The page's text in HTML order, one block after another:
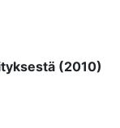
(2010)